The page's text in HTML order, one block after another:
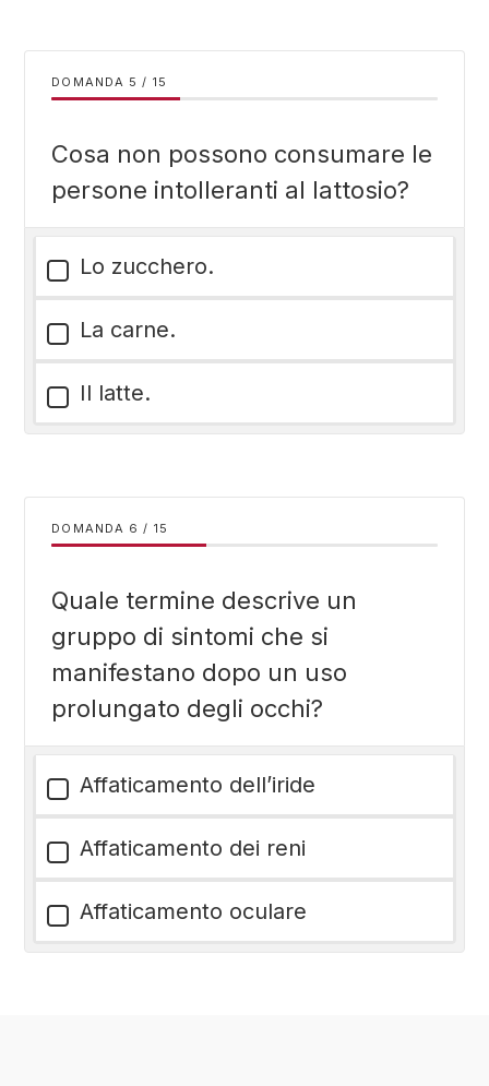
DOMANDA / 15
Cosa non possono consumare le
persone intolleranti al lattosio?
Lo zucchero.
La carne.
Il latte.
DOMANDA / 15
Quale termine descrive un
gruppo di sintomi che si
manifestano dopo un uso
prolungato degli occhi?
Affaticamento dell’iride
Affaticamento dei reni
Affaticamento oculare